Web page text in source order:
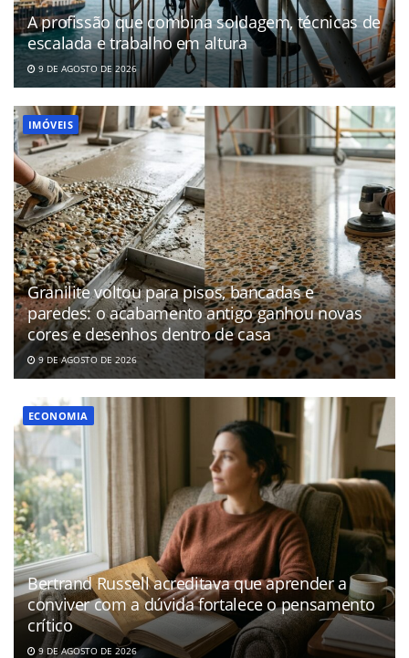
A profissão que combina soldagem, técnicas de
escalada e trabalho em altura
9 DE AGOSTO DE 2026
IMÓVEIS
Granilite voltou para pisos, bancadas e
paredes: o acabamento antigo ganhou novas
cores e desenhos dentro de casa
9 DE AGOSTO DE 2026
ECONOMIA
Bertrand Russell acreditava que aprender a
conviver com a dúvida fortalece o pensamento
crítico
9 DE AGOSTO DE 2026